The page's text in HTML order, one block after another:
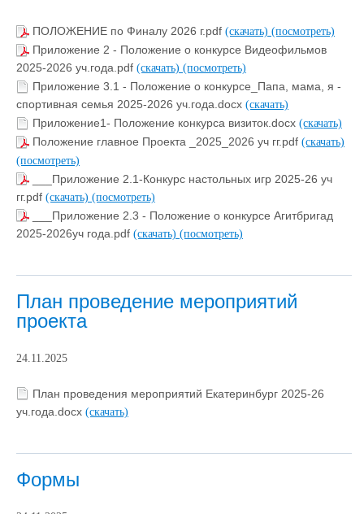
ПОЛОЖЕНИЕ по Финалу 2026 г.pdf (скачать) (посмотреть)
Приложение 2 - Положение о конкурсе Видеофильмов
2025-2026 уч.года.pdf (скачать) (посмотреть)
Приложение 3.1 - Положение о конкурсе_Папа, мама, я -
спортивная семья 2025-2026 уч.года.docx (скачать)
Приложение1- Положение конкурса визиток.docx (скачать)
Положение главное Проекта _2025_2026 уч гг.pdf (скачать)
(посмотреть)
___Приложение 2.1-Конкурс настольных игр 2025-26 уч
гг.pdf (скачать) (посмотреть)
___Приложение 2.3 - Положение о конкурсе Агитбригад
2025-2026уч года.pdf (скачать) (посмотреть)
План проведение мероприятий
проекта
24.11.2025
План проведения мероприятий Екатеринбург 2025-26
уч.года.docx (скачать)
Формы